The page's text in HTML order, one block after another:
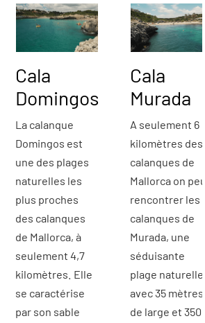
Cala
Domingos
La calanque
Domingos est
une des plages
naturelles les
plus proches
des calanques
de Mallorca, à
seulement 4,7
kilomètres. Elle
se caractérise
par son sable
Cala
Murada
A seulement 6
kilomètres des
calanques de
Mallorca on peut
rencontrer les
calanques de
Murada, une
séduisante
plage naturelle
avec 35 mètres
de large et 350